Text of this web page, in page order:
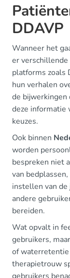
DDAVP
Wanneer het
er verschillende
platforms zoals
hun verhalen
de bijwerkingen
deze informatie
keuzes.
Ook binnen
worden
bespreken niet
van
instellen van de
andere
bereiden.
Wat opvalt in
gebruikers,
of waterretentie
therapietrouw
gebruikers